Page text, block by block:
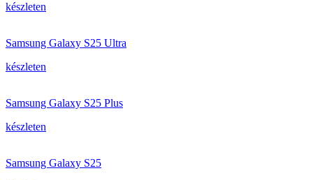
készleten
Samsung Galaxy S25 Ultra
készleten
Samsung Galaxy S25 Plus
készleten
Samsung Galaxy S25